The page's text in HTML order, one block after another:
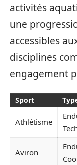
activités
une
accessibles
disciplines
engagement
Sport
Athlétisme
Aviron